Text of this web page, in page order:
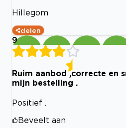
Hillegom
delen
9
Ruim aanbod ,correcte en
mijn bestelling .
Positief .
Beveelt aan